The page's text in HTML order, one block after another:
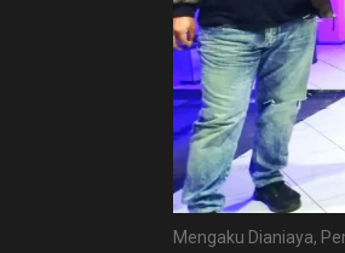
Mengaku Dianiaya,